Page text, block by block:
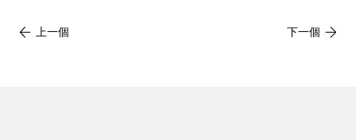
上一個 下一個